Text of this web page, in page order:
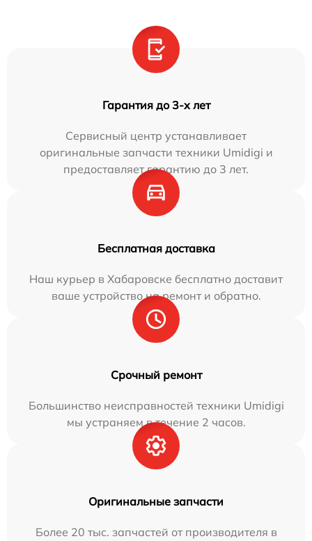
Гарантия до 3-х лет
Сервисный центр устанавливает
оригинальные запчасти техники Umidigi и
предоставляет гарантию до 3 лет.
Бесплатная доставка
Наш курьер в Хабаровске бесплатно доставит
ваше устройство на ремонт и обратно.
Срочный ремонт
Большинство неисправностей техники Umidigi
мы устраняем в течение 2 часов.
Оригинальные запчасти
Более 20 тыс. запчастей от производителя в